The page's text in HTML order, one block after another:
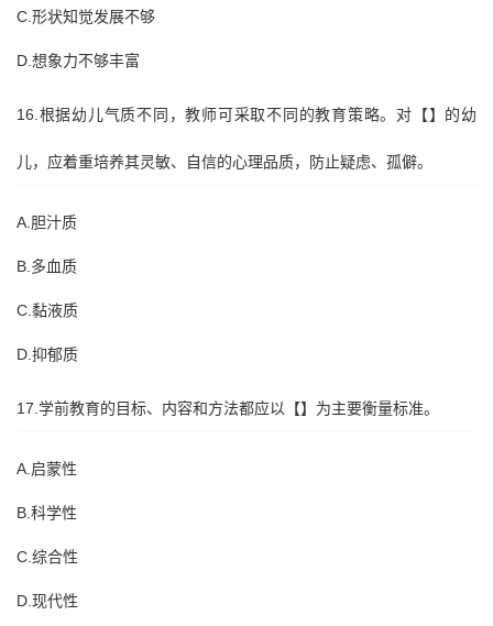
C.形状知觉发展不够
D.想象力不够丰富
16.根据幼儿气质不同，教师可采取不同的教育策略。对【】的幼
儿，应着重培养其灵敏、自信的心理品质，防止疑虑、孤僻。
A.胆汁质
B.多血质
C.黏液质
D.抑郁质
17.学前教育的目标、内容和方法都应以【】为主要衡量标准。
A.启蒙性
B.科学性
C.综合性
D.现代性